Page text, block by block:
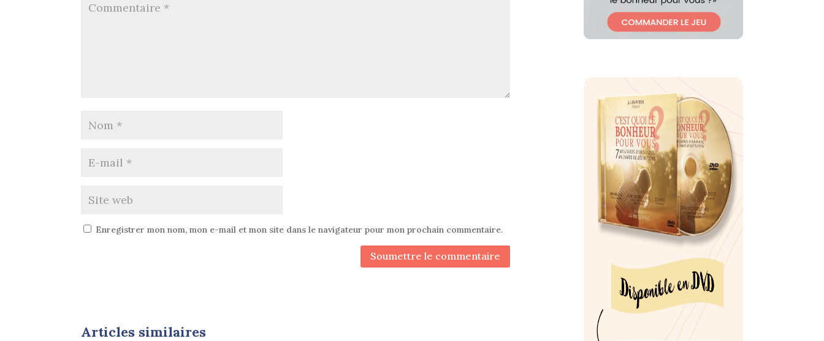
Enregistrer mon nom, mon e-mail et mon site dans le navigateur pour mon prochain commentaire.
Soumettre le commentaire
Articles similaires